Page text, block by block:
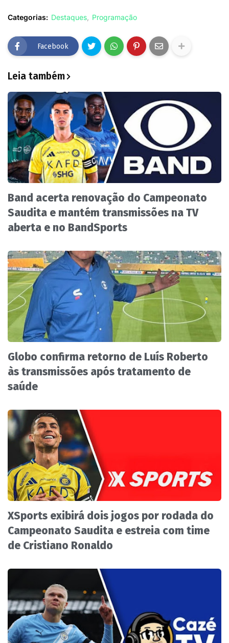
Categorias: Destaques Programação
Facebook
Leia também
Band acerta renovação do Campeonato
Saudita e mantém transmissões na TV
aberta e no BandSports
Globo confirma retorno de Luís Roberto
às transmissões após tratamento de
saúde
XSports exibirá dois jogos por rodada do
Campeonato Saudita e estreia com time
de Cristiano Ronaldo